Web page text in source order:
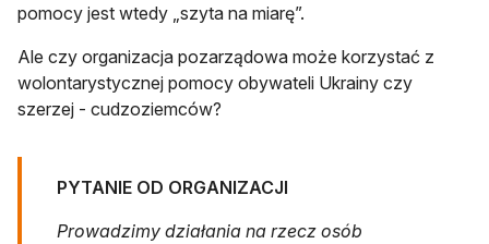
pomocy jest wtedy „szyta na miarę”.
Ale czy organizacja pozarządowa może korzystać z
wolontarystycznej pomocy obywateli Ukrainy czy
szerzej - cudzoziemców?
PYTANIE OD ORGANIZACJI
Prowadzimy działania na rzecz osób